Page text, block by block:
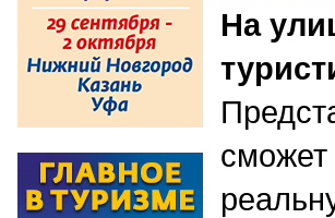
На
сможет